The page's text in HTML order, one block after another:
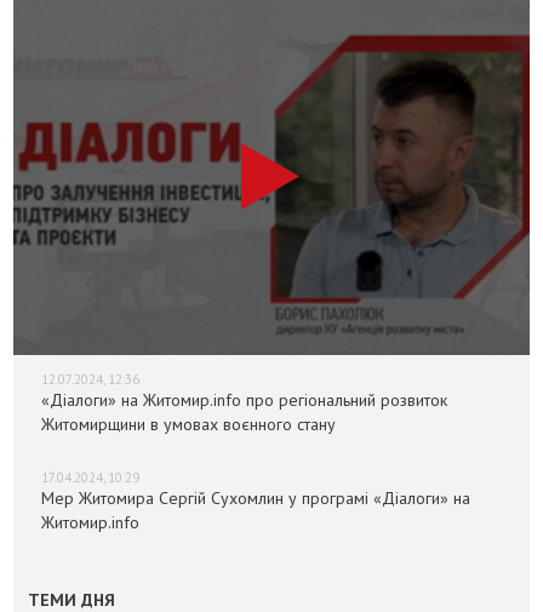
12.07.2024, 12:36
«Діалоги» на Житомир.info про регіональний розвиток
Житомирщини в умовах воєнного стану
17.04.2024, 10:29
Мер Житомира Сергій Сухомлин у програмі «Діалоги» на
Житомир.info
ТЕМИ ДНЯ